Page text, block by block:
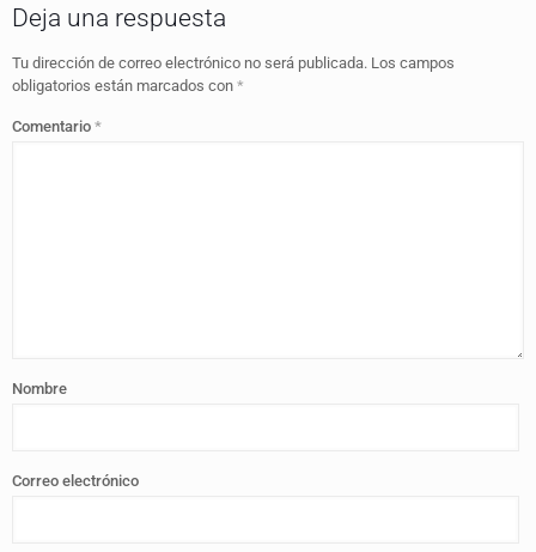
Deja una respuesta
Tu dirección de correo electrónico no será publicada. Los campos
obligatorios están marcados con *
Comentario *
Nombre
Correo electrónico